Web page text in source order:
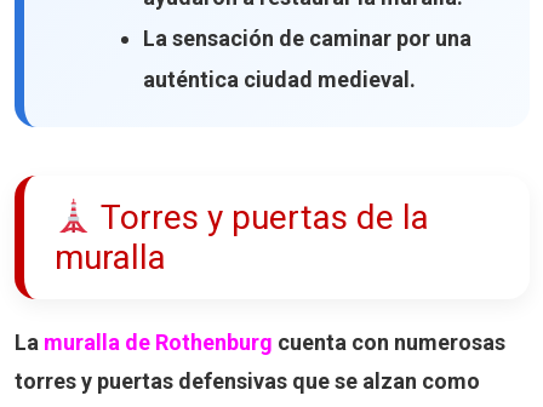
La sensación de caminar por una
auténtica ciudad medieval.
Torres y puertas de la
muralla
La muralla de Rothenburg cuenta con numerosas
torres y puertas defensivas que se alzan como